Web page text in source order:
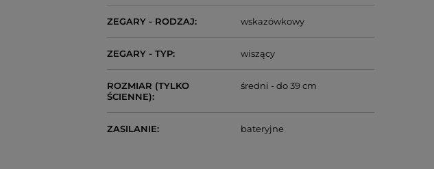
ZEGARY - RODZAJ wskazówkowy
ZEGARY - TYP wiszący
ROZMIAR (TYLKO
ŚCIENNE)
średni - do 39 cm
ZASILANIE bateryjne